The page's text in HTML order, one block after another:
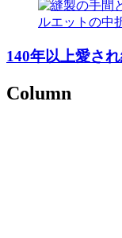
140年以上愛さ
Column